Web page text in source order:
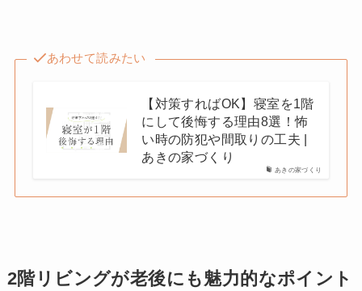
あわせて読みたい
あきの家づくり
【対策すればOK】寝室を1階
にして後悔する理由8選！怖
い時の防犯や間取りの工夫 |
あきの家づくり
2階リビングが老後にも魅力的なポイント